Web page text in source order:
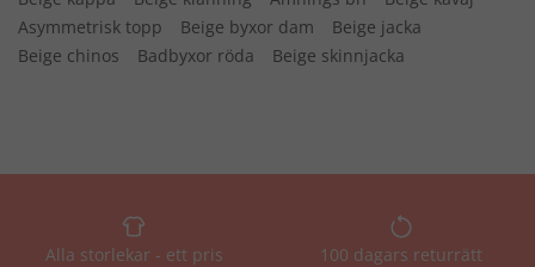
Asymmetrisk topp
Beige byxor dam
Beige jacka
Beige chinos
Badbyxor röda Beige skinnjacka
Alla storlekar - ett pris 100 dagars returrätt